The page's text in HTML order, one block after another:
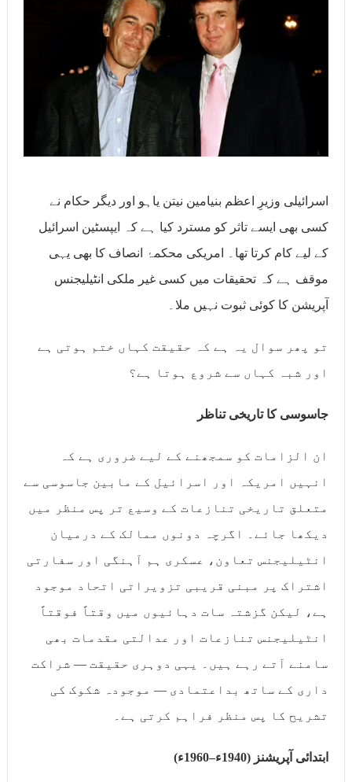
اسرائیلی وزیرِ اعظم بنیامین نیتن یاہو اور دیگر حکام نے
کسی بھی ایسے تاثر کو مسترد کیا ہے کہ ایپسٹین اسرائیل
کے لیے کام کرتا تھا۔ امریکی محکمۂ انصاف کا بھی یہی
موقف ہے کہ تحقیقات میں کسی غیر ملکی انٹیلیجنس
آپریشن کا کوئی ثبوت نہیں ملا۔
تو پھر سوال یہ ہے کہ حقیقت کہاں ختم ہوتی ہے
اور شبہ کہاں سے شروع ہوتا ہے؟
جاسوسی کا تاریخی تناظر
ان الزامات کو سمجھنے کے لیے ضروری ہے کہ
انہیں امریکہ اور اسرائیل کے مابین جاسوسی سے
متعلق تاریخی تنازعات کے وسیع تر پس منظر میں
دیکھا جائے۔ اگرچہ دونوں ممالک کے درمیان
انٹیلیجنس تعاون، عسکری ہم آہنگی اور سفارتی
اشتراک پر مبنی قریبی تزویراتی اتحاد موجود
ہے، لیکن گزشتہ سات دہائیوں میں وقتاً فوقتاً
انٹیلیجنس تنازعات اور عدالتی مقدمات بھی
سامنے آتے رہے ہیں۔ یہی دوہری حقیقت — شراکت
داری کے ساتھ بداعتمادی — موجودہ شکوک کی
تشریح کا پس منظر فراہم کرتی ہے۔
ابتدائی آپریشنز (1940ء–1960ء)